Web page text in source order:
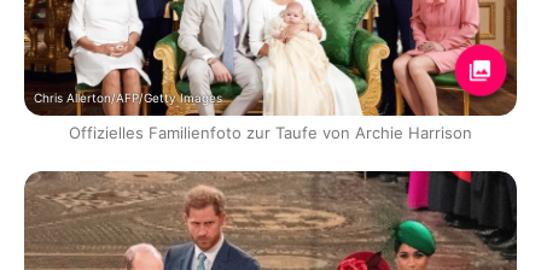
Chris Allerton/AFP/Getty Images
Offizielles Familienfoto zur Taufe von Archie Harrison